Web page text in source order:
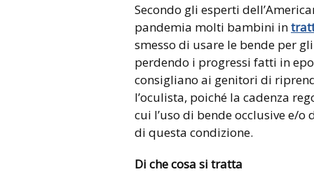
Secondo gli esperti
pandemia molti bambini in
smesso di usare le bende per
perdendo i progressi fatti in
consigliano ai genitori di
l’oculista, poiché la cadenza
cui l’uso di bende occlusive e/
di questa condizione.
Di che cosa si tratta